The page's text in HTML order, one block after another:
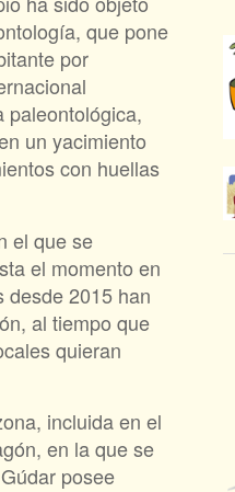
que pone
por
paleontológica,
un yacimiento
con huellas
el que se
el momento en
desde 2015 han
al tiempo que
quieran
incluida en el
en la que se
posee